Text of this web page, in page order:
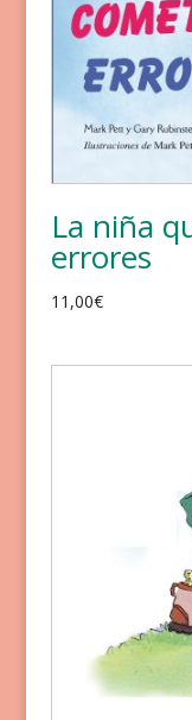
La niña
errores
11,00€